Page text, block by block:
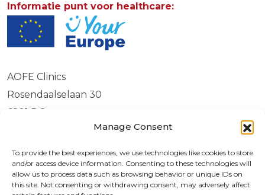
Manage Consent
To provide the best experiences, we use technologies like cookies to store
and/or access device information. Consenting to these technologies will
allow us to process data such as browsing behavior or unique IDs on
this site. Not consenting or withdrawing consent, may adversely affect
Informatie punt voor healthcare:
AOFE Clinics
Rosendaalselaan 30
6891 DG
© 2026 | 72730587